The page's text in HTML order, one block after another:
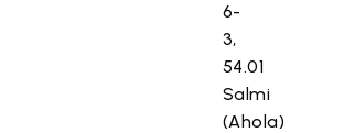
6-
3,
54.01
Salmi
(Ahola)